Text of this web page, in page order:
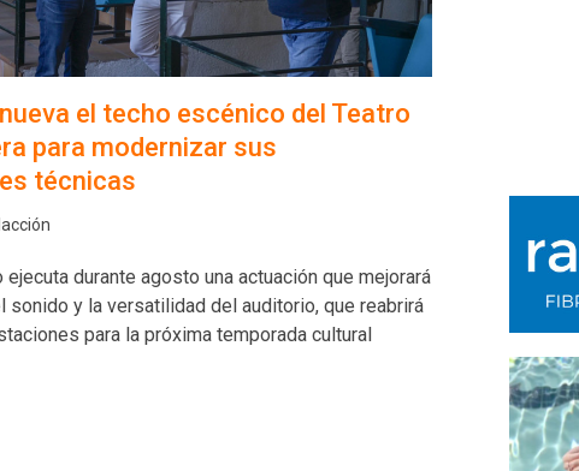
el techo escénico del Teatro
para modernizar sus
técnicas
ejecuta durante agosto una actuación que mejorará
sonido y la versatilidad del auditorio, que reabrirá
para la próxima temporada cultural